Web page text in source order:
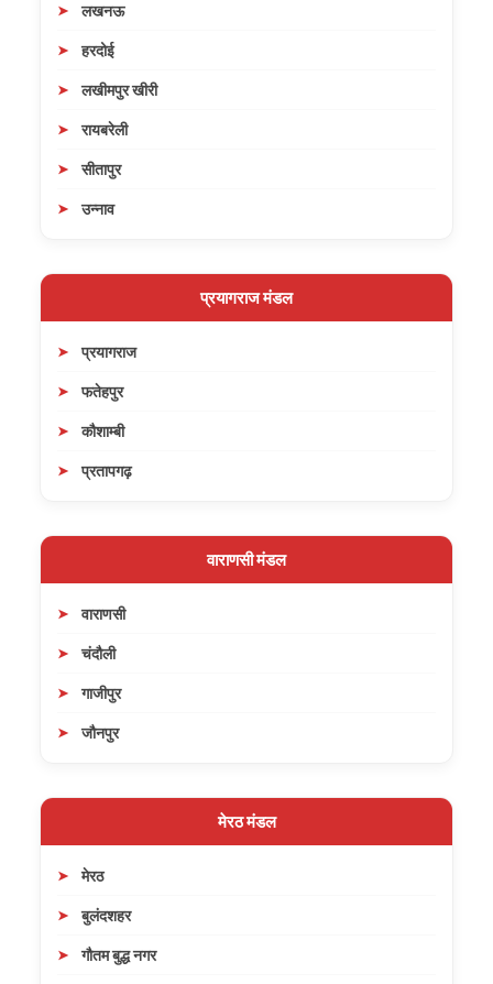
लखनऊ
हरदोई
लखीमपुर खीरी
रायबरेली
सीतापुर
उन्नाव
प्रयागराज मंडल
प्रयागराज
फतेहपुर
कौशाम्बी
प्रतापगढ़
वाराणसी मंडल
वाराणसी
चंदौली
गाजीपुर
जौनपुर
मेरठ मंडल
मेरठ
बुलंदशहर
गौतम बुद्ध नगर